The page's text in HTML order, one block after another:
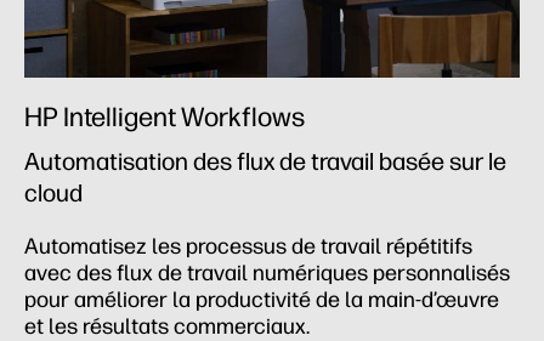
HP Intelligent Workflows
Automatisation des flux de travail basée sur le
cloud
Automatisez les processus de travail répétitifs
avec des flux de travail numériques personnalisés
pour améliorer la productivité de la main-d’œuvre
et les résultats commerciaux.